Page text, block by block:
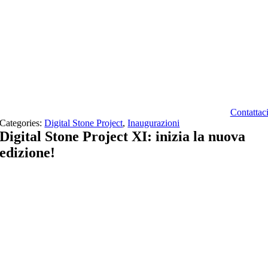
Contattaci
Categories:Digital Stone Project,Inaugurazioni
Digital Stone Project XI: inizia la nuova
edizione!